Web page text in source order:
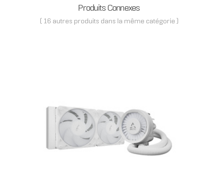
Produits Connexes
( 16 autres produits dans la même catégorie )